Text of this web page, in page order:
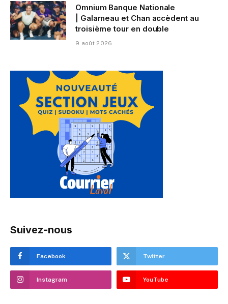
Omnium Banque Nationale
| Galarneau et Chan accèdent au
troisième tour en double
9 août 2026
Suivez-nous
Facebook Twitter
Instagram YouTube